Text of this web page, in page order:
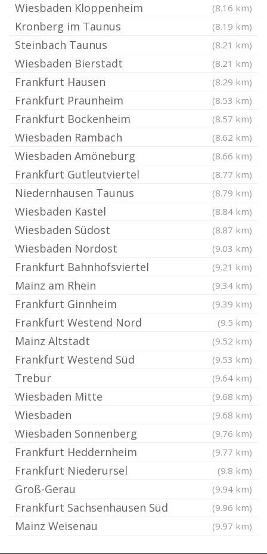
Wiesbaden Kloppenheim (8.16 km)
Kronberg im Taunus (8.19 km)
Steinbach Taunus (8.21 km)
Wiesbaden Bierstadt (8.21 km)
Frankfurt Hausen (8.29 km)
Frankfurt Praunheim (8.53 km)
Frankfurt Bockenheim (8.57 km)
Wiesbaden Rambach (8.62 km)
Wiesbaden Amöneburg (8.66 km)
Frankfurt Gutleutviertel (8.77 km)
Niedernhausen Taunus (8.79 km)
Wiesbaden Kastel (8.84 km)
Wiesbaden Südost (8.87 km)
Wiesbaden Nordost (9.03 km)
Frankfurt Bahnhofsviertel (9.21 km)
Mainz am Rhein (9.34 km)
Frankfurt Ginnheim (9.39 km)
Frankfurt Westend Nord (9.5 km)
Mainz Altstadt (9.52 km)
Frankfurt Westend Süd (9.53 km)
Trebur (9.64 km)
Wiesbaden Mitte (9.68 km)
Wiesbaden (9.68 km)
Wiesbaden Sonnenberg (9.76 km)
Frankfurt Heddernheim (9.77 km)
Frankfurt Niederursel (9.8 km)
Groß-Gerau (9.94 km)
Frankfurt Sachsenhausen Süd (9.96 km)
Mainz Weisenau (9.97 km)